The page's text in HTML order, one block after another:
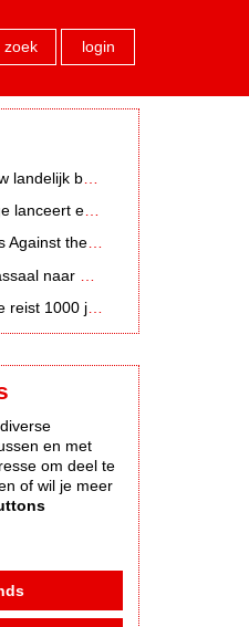
zoek login
City Cubes
voor koffieliefhebbers
the Kremlin III
op Marktplaats
tijd naar 'Hemastein'
en met
om deel te
of wil je meer